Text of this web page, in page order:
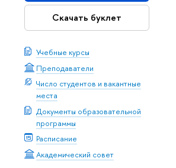
Скачать буклет
Учебные курсы
Преподаватели
Число студентов и вакантные
места
Документы образовательной
программы
Расписание
Академический совет